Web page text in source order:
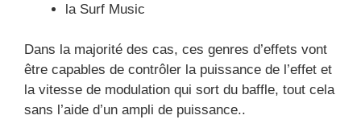
la Surf Music
Dans la majorité des cas, ces genres d’effets vont
être capables de contrôler la puissance de l’effet et
la vitesse de modulation qui sort du baffle, tout cela
sans l’aide d’un ampli de puissance..